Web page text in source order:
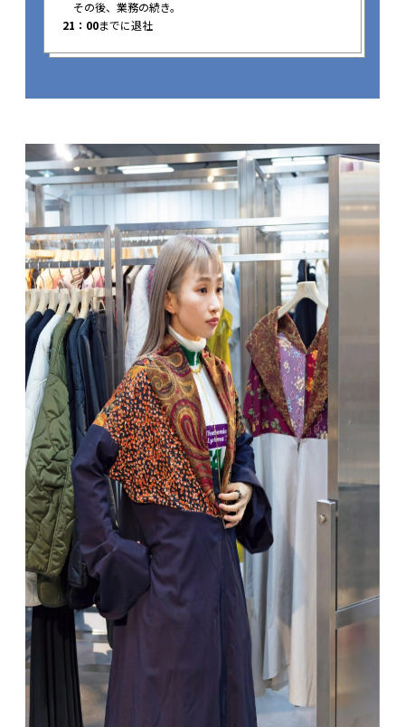
その後、業務の続き。
21：00までに退社